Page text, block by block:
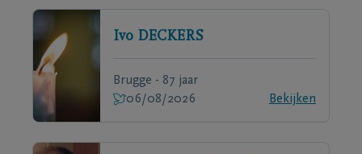
Ivo DECKERS
Brugge - 87 jaar
06/08/2026
Bekijken